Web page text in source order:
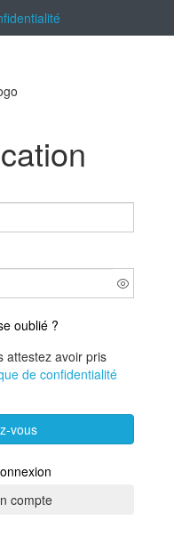
oublié ?
attestez avoir pris
de confidentialité
vous